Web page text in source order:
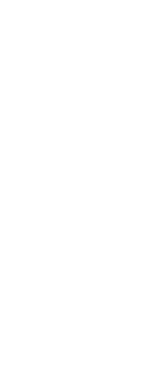
ses qualités et
n’est pas non
rendre au
partagez de
que vous